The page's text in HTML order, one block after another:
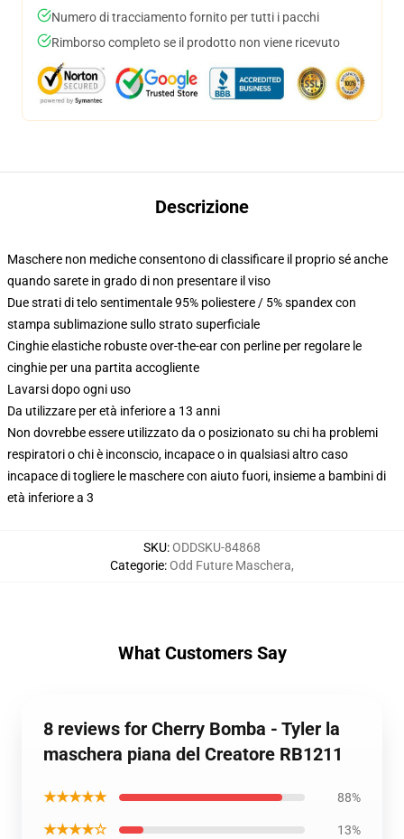
Numero di tracciamento fornito per tutti i pacchi
Rimborso completo se il prodotto non viene ricevuto
Descrizione
Maschere non mediche consentono di classificare il proprio sé anche
quando sarete in grado di non presentare il viso
Due strati di telo sentimentale 95% poliestere / 5% spandex con
stampa sublimazione sullo strato superficiale
Cinghie elastiche robuste over-the-ear con perline per regolare le
cinghie per una partita accogliente
Lavarsi dopo ogni uso
Da utilizzare per età inferiore a 13 anni
Non dovrebbe essere utilizzato da o posizionato su chi ha problemi
respiratori o chi è inconscio, incapace o in qualsiasi altro caso
incapace di togliere le maschere con aiuto fuori, insieme a bambini di
età inferiore a 3
SKU:ODDSKU-84868
Categorie:Odd Future Maschera,
What Customers Say
8 reviews for Cherry Bomba - Tyler la
maschera piana del Creatore RB1211
★★★★★ 88%
★★★★☆ 13%